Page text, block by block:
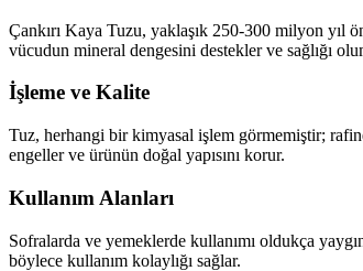
Çankırı Kaya Tuzu, yaklaşık 250-300 milyon yıl
vücudun mineral dengesini destekler ve sağlığı
İşleme ve Kalite
Tuz, herhangi bir kimyasal işlem görmemiştir;
engeller ve ürünün doğal yapısını korur.
Kullanım Alanları
Sofralarda ve yemeklerde kullanımı oldukça
böylece kullanım kolaylığı sağlar.